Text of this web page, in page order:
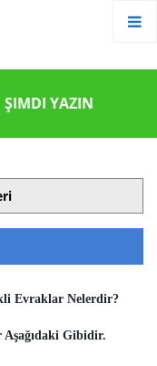
ŞIMDI YAZIN
Evraklar Nelerdir?
Gibidir.